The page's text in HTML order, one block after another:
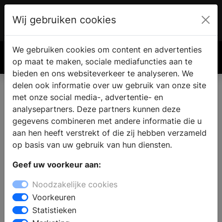
€ 0.00
Badkamer kopen in
Gasselternijveen
een sanitair winkel in Gasselternijveen ? In de
showroom van de badkamerwinkel staat een ervaren
team klaar om advies te geven. Er staan
badkameropstellingen, die de laatste badkamertrends
en een variatie aan badkamerstijlen laten zien.
Wij gebruiken cookies
We gebruiken cookies om content en advertenties
op maat te maken, sociale mediafuncties aan te
bieden en ons websiteverkeer te analyseren. We
delen ook informatie over uw gebruik van onze site
met onze social media-, advertentie- en
analysepartners. Deze partners kunnen deze
gegevens combineren met andere informatie die u
aan hen heeft verstrekt of die zij hebben verzameld
op basis van uw gebruik van hun diensten.
Geef uw voorkeur aan:
Noodzakelijke cookies
Voorkeuren
Statistieken